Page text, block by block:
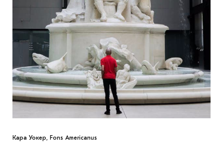
Кара Уокер, Fons Americanus